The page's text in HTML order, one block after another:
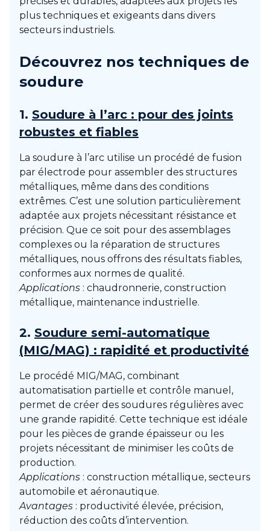
plus techniques et exigeants dans divers
secteurs industriels.
Découvrez nos techniques de
soudure
1. Soudure à l’arc : pour des joints
robustes et fiables
La soudure à l’arc utilise un procédé de fusion
par électrode pour assembler des structures
métalliques, même dans des conditions
extrêmes. C’est une solution particulièrement
adaptée aux projets nécessitant résistance et
précision. Que ce soit pour des assemblages
complexes ou la réparation de structures
métalliques, nous offrons des résultats fiables,
conformes aux normes de qualité.
Applications : chaudronnerie, construction
métallique, maintenance industrielle.
2. Soudure semi-automatique
(MIG/MAG) : rapidité et productivité
Le procédé MIG/MAG, combinant
automatisation partielle et contrôle manuel,
permet de créer des soudures régulières avec
une grande rapidité. Cette technique est idéale
pour les pièces de grande épaisseur ou les
projets nécessitant de minimiser les coûts de
production.
Applications : construction métallique, secteurs
automobile et aéronautique.
Avantages : productivité élevée, précision,
réduction des coûts d’intervention.